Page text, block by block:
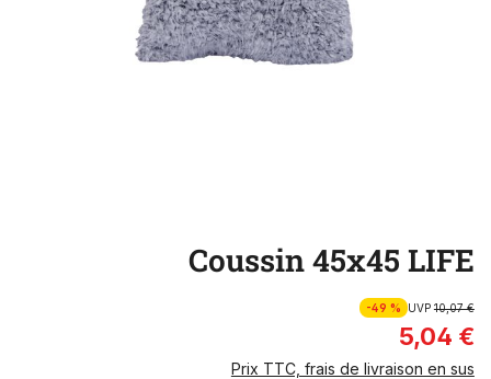
Coussin 45x45 LIFE
-49 % UVP10,07 €
5,04 €
Prix TTC, frais de livraison en sus